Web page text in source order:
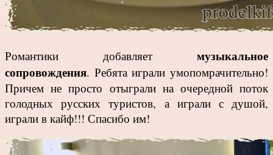
Романтики добавляет музыкальное
сопровождения. Ребята играли умопомрачительно!
Причем не просто отыграли на очередной поток
голодных русских туристов, а играли с душой,
играли в кайф!!! Спасибо им!